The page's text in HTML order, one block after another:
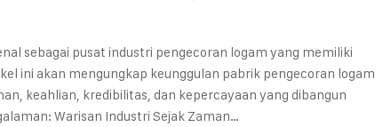
sebagai pusat industri pengecoran logam yang memiliki
ini akan mengungkap keunggulan pabrik pengecoran logam
keahlian, kredibilitas, dan kepercayaan yang dibangun
Warisan Industri Sejak Zaman…